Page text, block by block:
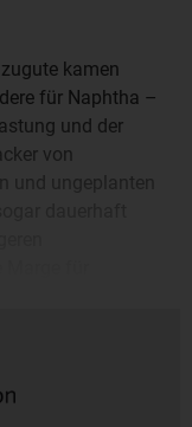
kamen
für Naphtha –
und der
von
und ungeplanten
unter Druck stand.